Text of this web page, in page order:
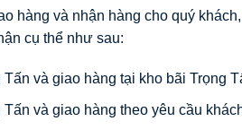
hàng và nhận hàng cho quý khách,
cụ thể như sau:
và giao hàng tại kho bãi Trọng
và giao hàng theo yêu cầu